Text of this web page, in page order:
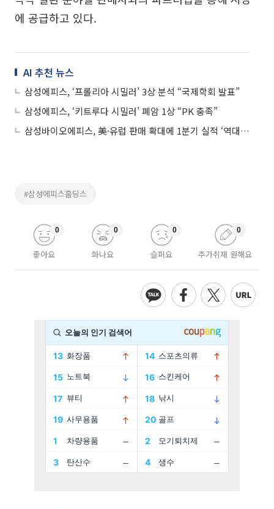
에 공급하고 있다.
AI 추천 뉴스
삼성에피스, ‘프롤리아 시밀러’ 3상 분석 “국제학회 발표”
삼성에피스, ‘키트루다 시밀러’ 폐암 1상 “PK 충족”
삼성바이오에피스, 美·유럽 판매 확대에 1분기 실적 ‘역대 최대’
#삼성에피스홀딩스
좋아요
0
화나요
0
슬퍼요
0
추가취재 원해요
0